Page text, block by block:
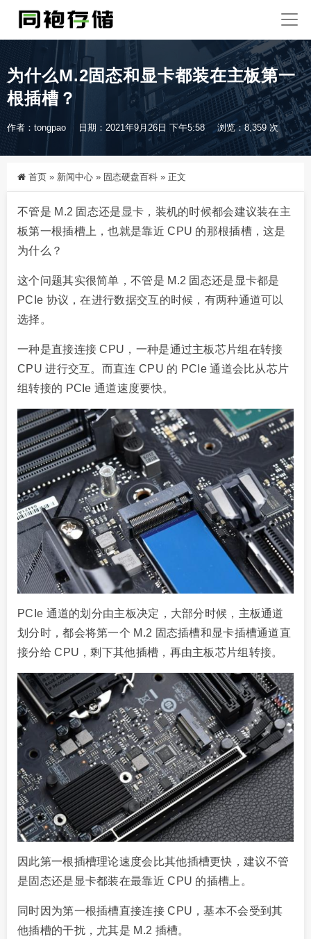
为什么M.2固态和显卡都装在主板第一
根插槽？
作者：tongpao 日期：2021年9月26日 下午5:58 浏览：8,359 次
首页 » 新闻中心 » 固态硬盘百科 » 正文
不管是 M.2 固态还是显卡，装机的时候都会建议装在主
板第一根插槽上，也就是靠近 CPU 的那根插槽，这是
为什么？
这个问题其实很简单，不管是 M.2 固态还是显卡都是
PCIe 协议，在进行数据交互的时候，有两种通道可以
选择。
一种是直接连接 CPU，一种是通过主板芯片组在转接
CPU 进行交互。而直连 CPU 的 PCIe 通道会比从芯片
组转接的 PCIe 通道速度要快。
PCIe 通道的划分由主板决定，大部分时候，主板通道
划分时，都会将第一个 M.2 固态插槽和显卡插槽通道直
接分给 CPU，剩下其他插槽，再由主板芯片组转接。
因此第一根插槽理论速度会比其他插槽更快，建议不管
是固态还是显卡都装在最靠近 CPU 的插槽上。
同时因为第一根插槽直接连接 CPU，基本不会受到其
他插槽的干扰，尤其是 M.2 插槽。